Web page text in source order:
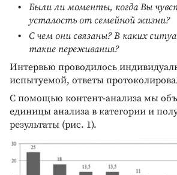
Были ли моменты, когда Вы
усталость от семейной жизни?
С чем они связаны? В каких
такие переживания?
Интервью проводилось
испытуемой, ответы
С помощью контент-анализа мы
единицы анализа в категории и
результаты (рис. 1).